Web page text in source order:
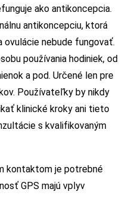
ako antikoncepcia.
antikoncepciu, ktorá
ovulácie nebude fungovať.
používania hodiniek, od
a pod. Určené len pre
Používateľky by nikdy
klinické kroky ani tieto
s kvalifikovaným
kontaktom je potrebné
GPS majú vplyv